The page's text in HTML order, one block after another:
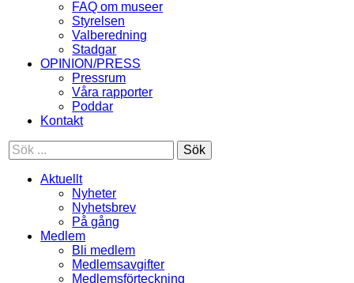
FAQ om museer
Styrelsen
Valberedning
Stadgar
OPINION/PRESS
Pressrum
Våra rapporter
Poddar
Kontakt
Sök
Aktuellt
Nyheter
Nyhetsbrev
På gång
Medlem
Bli medlem
Medlemsavgifter
Medlemsförteckning